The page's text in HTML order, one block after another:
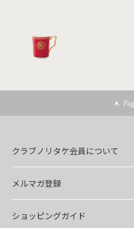
クラブノリタケ会員について
メルマガ登録
ショッピングガイド